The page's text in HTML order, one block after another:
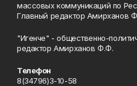
массовых коммуникаций по
Главный редактор Амирханов
"Игенче" - общественно-
редактор Амирханов Ф.Ф.
Телефон
8(34796)3-10-58